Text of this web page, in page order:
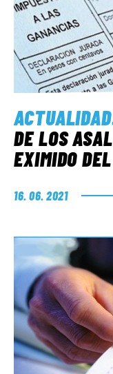
ACTUALIDAD
DE LOS
EXIMIDO
16. 06. 2021